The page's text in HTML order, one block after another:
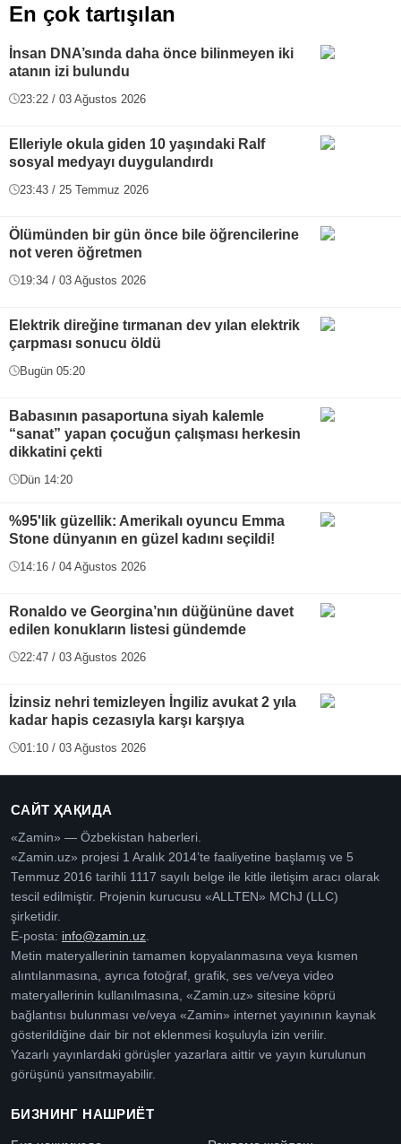
En çok tartışılan
İnsan DNA’sında daha önce bilinmeyen iki
atanın izi bulundu
23:22 / 03 Ağustos 2026
Elleriyle okula giden 10 yaşındaki Ralf
sosyal medyayı duygulandırdı
23:43 / 25 Temmuz 2026
Ölümünden bir gün önce bile öğrencilerine
not veren öğretmen
19:34 / 03 Ağustos 2026
Elektrik direğine tırmanan dev yılan elektrik
çarpması sonucu öldü
Bugün 05:20
Babasının pasaportuna siyah kalemle
“sanat” yapan çocuğun çalışması herkesin
dikkatini çekti
Dün 14:20
%95'lik güzellik: Amerikalı oyuncu Emma
Stone dünyanın en güzel kadını seçildi!
14:16 / 04 Ağustos 2026
Ronaldo ve Georgina’nın düğününe davet
edilen konukların listesi gündemde
22:47 / 03 Ağustos 2026
İzinsiz nehri temizleyen İngiliz avukat 2 yıla
kadar hapis cezasıyla karşı karşıya
01:10 / 03 Ağustos 2026
САЙТ ҲАҚИДА
«Zamin» — Özbekistan haberleri.
«Zamin.uz» projesi 1 Aralık 2014’te faaliyetine başlamış ve 5
Temmuz 2016 tarihli 1117 sayılı belge ile kitle iletişim aracı olarak
tescil edilmiştir. Projenin kurucusu «ALLTEN» MChJ (LLC)
şirketidir.
E-posta: info@zamin.uz
Metin materyallerinin tamamen kopyalanmasına veya kısmen
alıntılanmasına, ayrıca fotoğraf, grafik, ses ve/veya video
materyallerinin kullanılmasına, «Zamin.uz» sitesine köprü
bağlantısı bulunması ve/veya «Zamin» internet yayınının kaynak
gösterildiğine dair bir not eklenmesi koşuluyla izin verilir.
Yazarlı yayınlardaki görüşler yazarlara aittir ve yayın kurulunun
görüşünü yansıtmayabilir.
БИЗНИНГ НАШРИЁТ